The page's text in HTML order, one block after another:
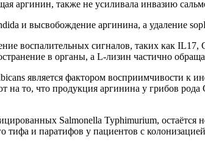
аргинин, также не усиливала инвазию
и высвобождение аргинина, а удаление
воспалительных сигналов, таких как
в органы, а L-лизин частично
является фактором восприимчивости к
на то, что продукция аргинина у грибов
Salmonella Typhimurium,
тифа и паратифов у пациентов с